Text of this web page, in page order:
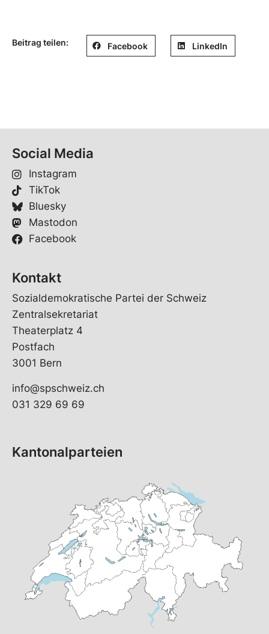
Beitrag teilen: Facebook LinkedIn
Social Media
Instagram
TikTok
Bluesky
Mastodon
Facebook
Kontakt
Sozialdemokratische Partei der Schweiz
Zentralsekretariat
Theaterplatz 4
Postfach
3001 Bern
info@spschweiz.ch
031 329 69 69
Kantonalparteien